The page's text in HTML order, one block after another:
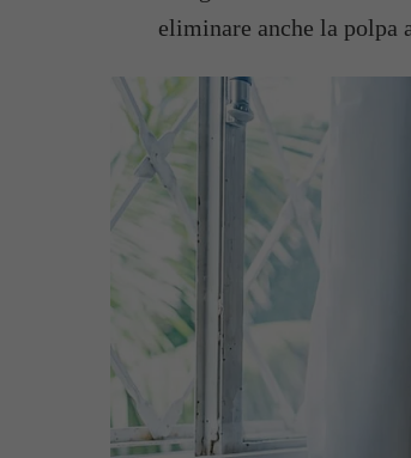
eliminare anche la polpa